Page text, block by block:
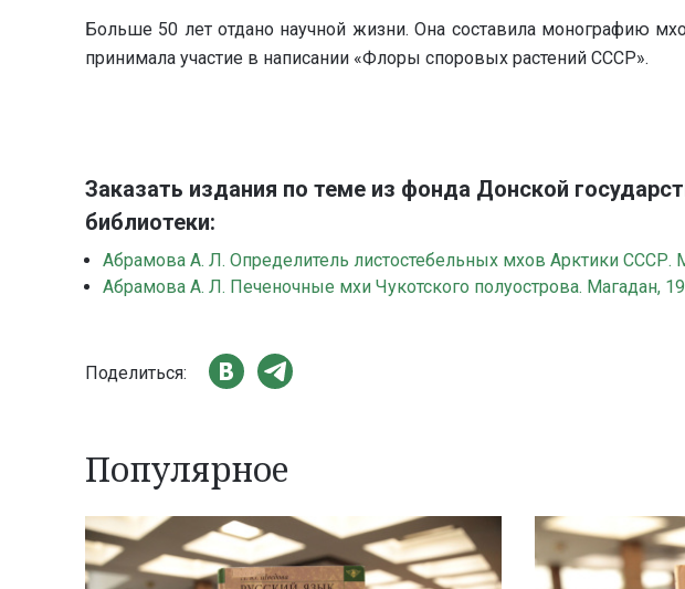
Больше 50 лет отдано научной жизни. Она составила монографию
принимала участие в написании «Флоры споровых растений СССР».
Заказать издания по теме из фонда Донской
библиотеки:
Абрамова А. Л. Определитель листостебельных мхов Арктики СССР.
Абрамова А. Л. Печеночные мхи Чукотского полуострова. Магадан,
Поделиться:
Популярное